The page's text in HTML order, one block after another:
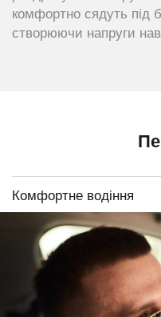
комфортно сядуть під
створюючи напруги
Комфортне водіння